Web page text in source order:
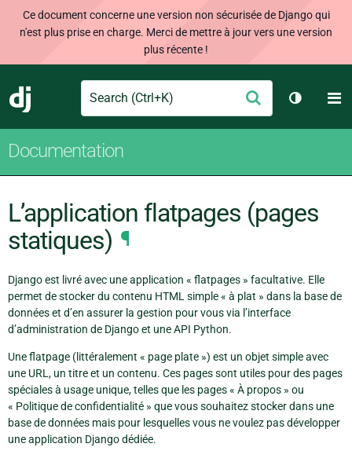
Ce document concerne une version non sécurisée de Django qui
n'est plus prise en charge. Merci de mettre à jour vers une version
plus récente !
Django
Search Envoyer
Changer
Documentation
L’application flatpages (pages
statiques) ¶
Django est livré avec une application « flatpages » facultative. Elle
permet de stocker du contenu HTML simple « à plat » dans la base de
données et d’en assurer la gestion pour vous via l’interface
d’administration de Django et une API Python.
Une flatpage (littéralement « page plate ») est un objet simple avec
une URL, un titre et un contenu. Ces pages sont utiles pour des pages
spéciales à usage unique, telles que les pages « À propos » ou
« Politique de confidentialité » que vous souhaitez stocker dans une
base de données mais pour lesquelles vous ne voulez pas développer
une application Django dédiée.